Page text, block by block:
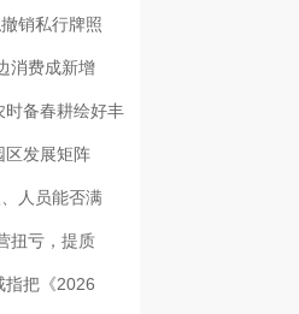
销私行牌照
消费成新增
时备春耕绘好丰
区发展矩阵
人员能否满
扭亏，提质
指把《2026